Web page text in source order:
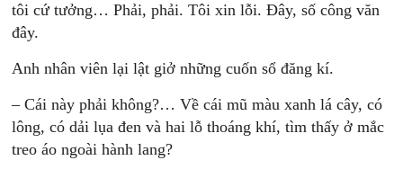
tôi cứ tưởng… Phải, phải. Tôi xin lỗi. Đây, số công văn
đây.
Anh nhân viên lại lật giở những cuốn sổ đăng kí.
– Cái này phải không?… Về cái mũ màu xanh lá cây, có
lông, có dải lụa đen và hai lỗ thoáng khí, tìm thấy ở mắc
treo áo ngoài hành lang?